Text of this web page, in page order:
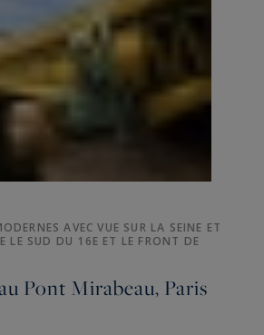
AVEC VUE SUR LA SEINE ET
LE SUD DU 16E ET LE FRONT DE
Pont Mirabeau, Paris